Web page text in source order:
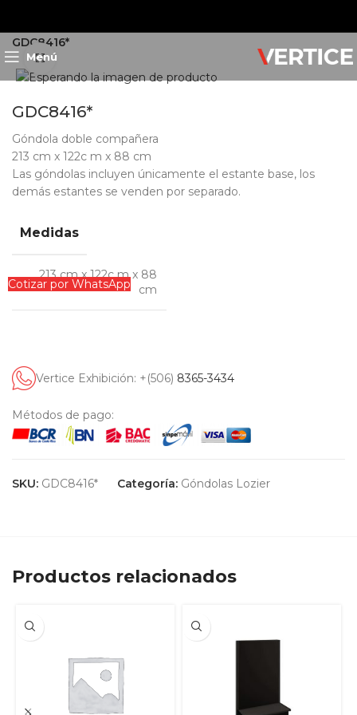
Menú
GDC8416*
Clic para ampliar
GDC8416*
Góndola doble compañera
213 cm x 122c m x 88 cm
Las góndolas incluyen únicamente el estante base, los
demás estantes se venden por separado.
Medidas
213 cm x 122c m x 88
cm
Cotizar por WhatsApp
Vertice Exhibición: +(506) 8365-3434
Métodos de pago:
SKU: GDC8416* Categoría: Góndolas Lozier
Productos relacionados